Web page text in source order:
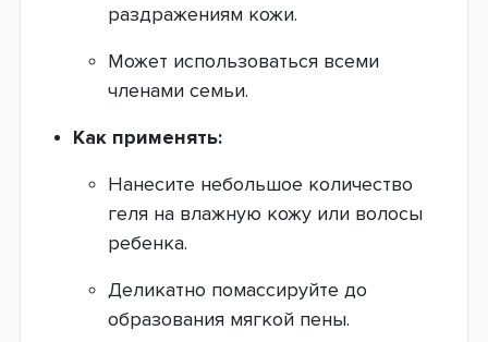
раздражениям кожи.
Может использоваться всеми
членами семьи.
Как применять:
Нанесите небольшое количество
геля на влажную кожу или волосы
ребенка.
Деликатно помассируйте до
образования мягкой пены.